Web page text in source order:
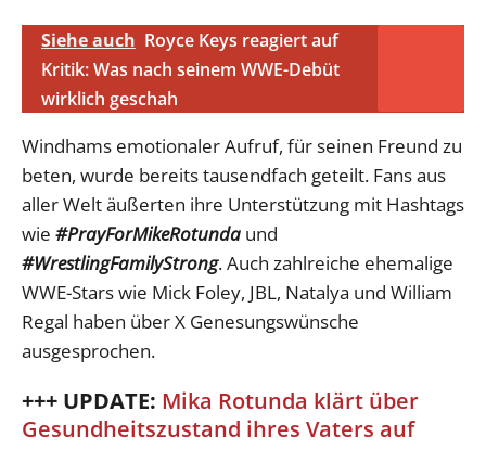
Siehe auch Royce Keys reagiert auf
Kritik: Was nach seinem WWE-Debüt
wirklich geschah
Windhams emotionaler Aufruf, für seinen Freund zu
beten, wurde bereits tausendfach geteilt. Fans aus
aller Welt äußerten ihre Unterstützung mit Hashtags
wie #PrayForMikeRotunda und
#WrestlingFamilyStrong. Auch zahlreiche ehemalige
WWE-Stars wie Mick Foley, JBL, Natalya und William
Regal haben über X Genesungswünsche
ausgesprochen.
+++ UPDATE: Mika Rotunda klärt über
Gesundheitszustand ihres Vaters auf